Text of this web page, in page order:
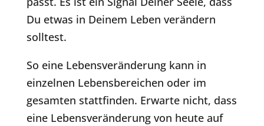
Du etwas in Deinem Leben verändern
solltest.
So eine Lebensveränderung kann in
einzelnen Lebensbereichen oder im
gesamten stattfinden. Erwarte nicht, dass
eine Lebensveränderung von heute auf